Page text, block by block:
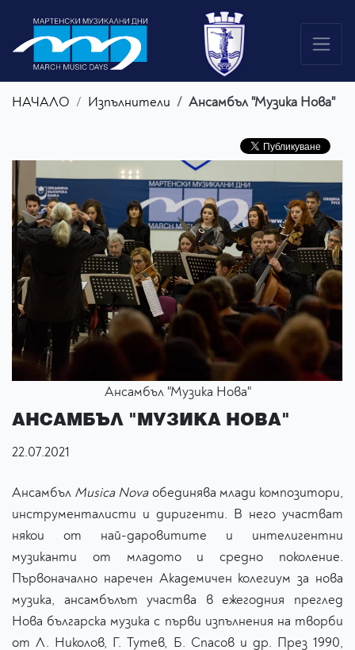
НАЧАЛО Изпълнители Ансамбъл "Музика Нова"
Ансамбъл "Музика Нова"
АНСАМБЪЛ "МУЗИКА НОВА"
22.07.2021
Ансамбъл Musica Novaобединява млади композитори,
инструменталисти и диригенти. В него участват
някои от най-даровитите и интелигентни
музиканти от младото и средно поколение.
Първоначално наречен Академичен колегиум за нова
музика, ансамбълът участва в ежегодния преглед
Нова българска музика с първи изпълнения на творби
от Л. Николов, Г. Тутев, Б. Спасов и др. През 1990,